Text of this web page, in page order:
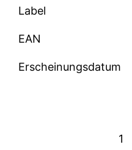
Label
EAN
Erscheinungsdatum
1